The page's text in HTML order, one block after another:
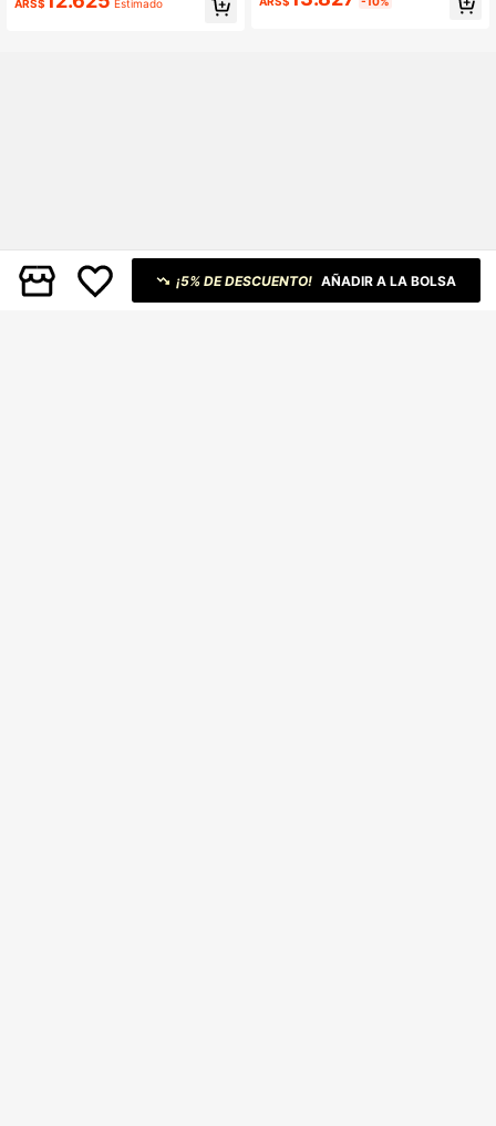
ara bebé recién nacida en verano
ARS$ Estimado
ello redondo y estampado de limón,
¡5% DE DESCUENTO! AÑADIR A LA BOLSA